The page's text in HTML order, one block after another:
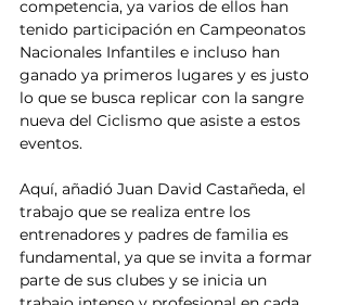
competencia, ya varios de ellos han
tenido participación en Campeonatos
Nacionales Infantiles e incluso han
ganado ya primeros lugares y es justo
lo que se busca replicar con la sangre
nueva del Ciclismo que asiste a estos
eventos.
Aquí, añadió Juan David Castañeda, el
trabajo que se realiza entre los
entrenadores y padres de familia es
fundamental, ya que se invita a formar
parte de sus clubes y se inicia un